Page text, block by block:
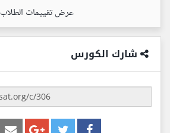
عرض تقييمات الطلاب
شارك الكورس